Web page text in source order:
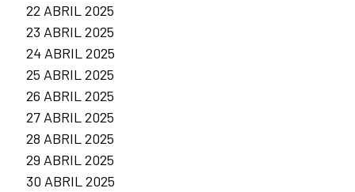
22 ABRIL 2025
23 ABRIL 2025
24 ABRIL 2025
25 ABRIL 2025
26 ABRIL 2025
27 ABRIL 2025
28 ABRIL 2025
29 ABRIL 2025
30 ABRIL 2025